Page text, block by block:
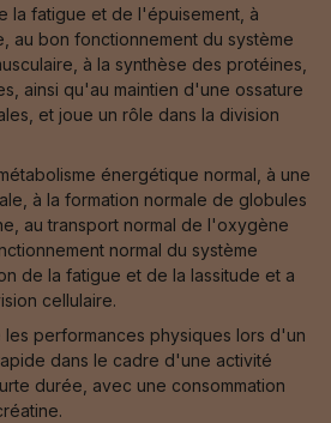
la fatigue et de l'épuisement, à
au bon fonctionnement du système
à la synthèse des protéines,
ainsi qu'au maintien d'une ossature
et joue un rôle dans la division
énergétique normal, à une
à la formation normale de globules
au transport normal de l'oxygène
normal du système
de la fatigue et de la lassitude et a
cellulaire.
les performances physiques lors d'un
dans le cadre d'une activité
durée, avec une consommation